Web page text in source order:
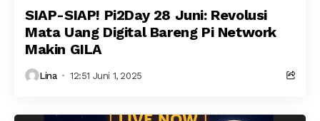
SIAP-SIAP! Pi2Day 28 Juni: Revolusi
Mata Uang Digital Bareng Pi Network
Makin GILA
Lina 12:51 Juni 1, 2025